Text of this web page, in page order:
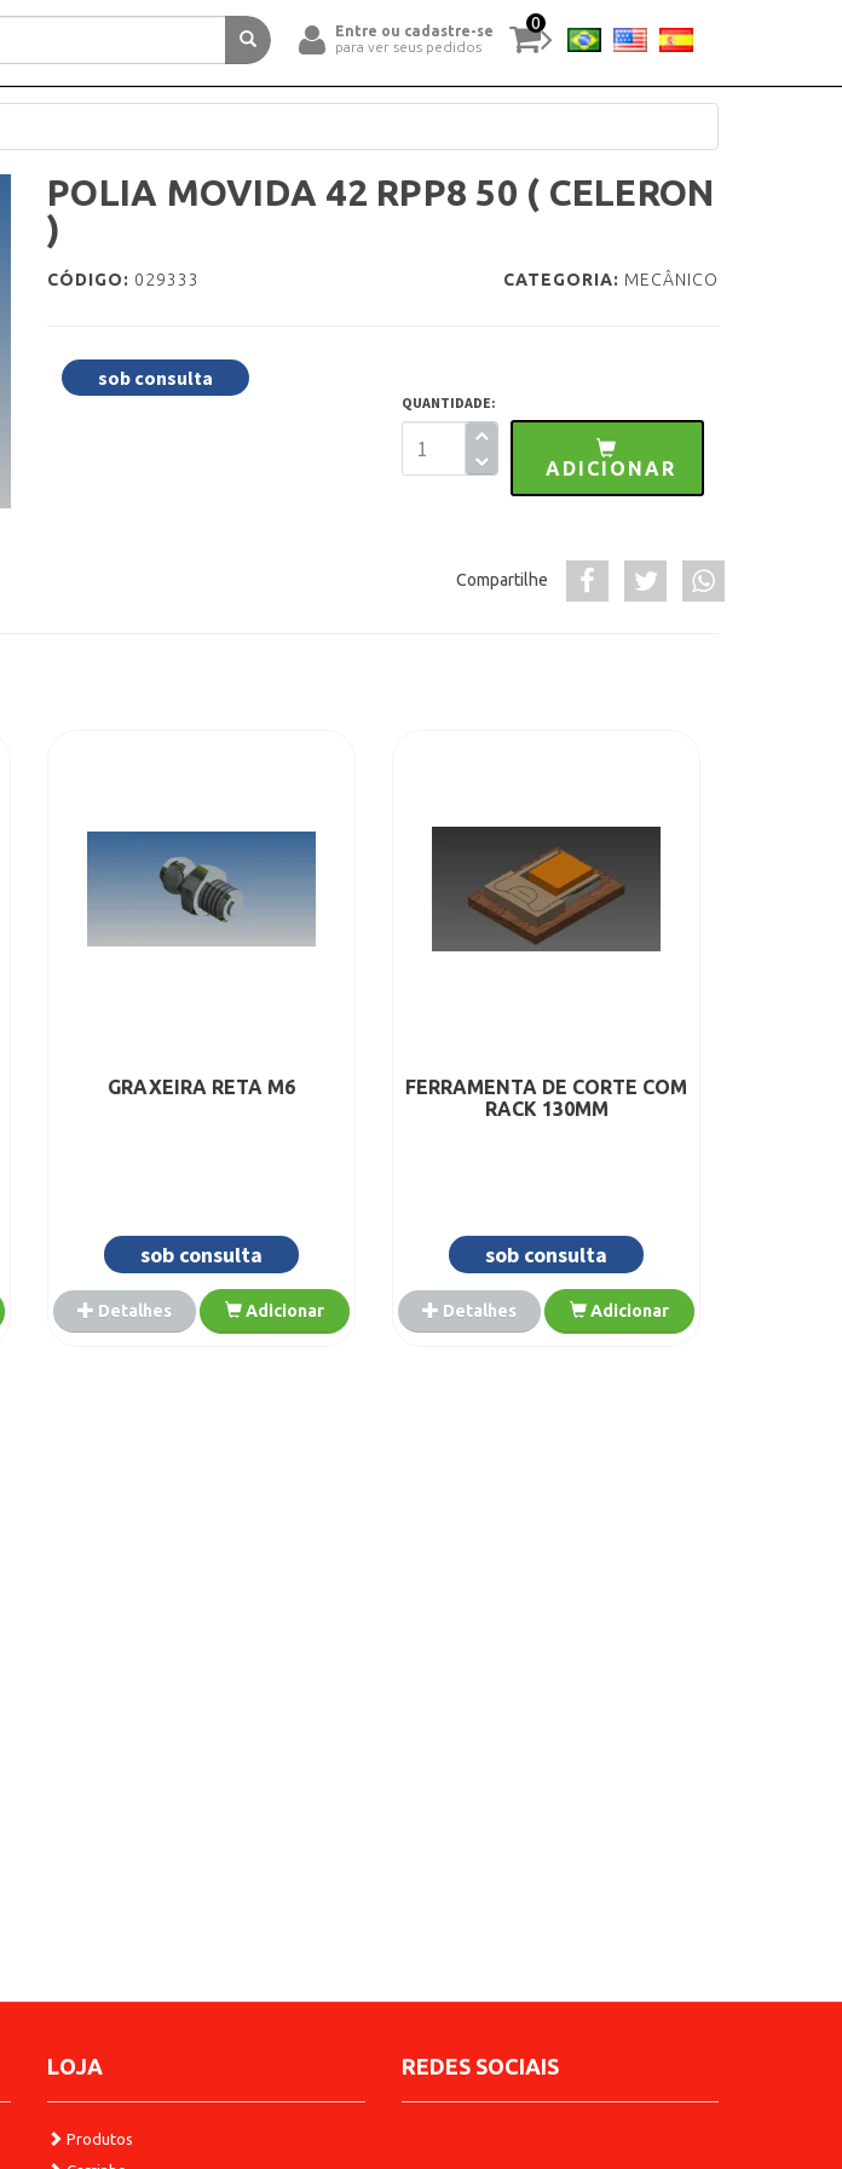
Entre ou cadastre-se
para ver seus pedidos
0
POLIA MOVIDA 42 RPP8 50 ( CELERON
)
CÓDIGO: 029333 CATEGORIA: MECÂNICO
sob consulta
QUANTIDADE:
ADICIONAR
Compartilhe
GRAXEIRA RETA M6
sob consulta
Detalhes Adicionar
FERRAMENTA DE CORTE COM
RACK 130MM
sob consulta
Detalhes Adicionar
LOJA
Produtos
REDES SOCIAIS